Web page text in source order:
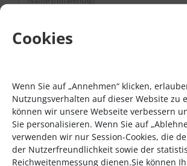
Cookies
Wenn Sie auf „Annehmen“ klicken,
Nutzungsverhalten auf dieser Website zu
können wir unsere Webseite verbessern
Sie personalisieren. Wenn Sie auf
verwenden wir nur Session-Cookies, die
der Nutzerfreundlichkeit sowie der
Reichweitenmessung dienen.Sie können